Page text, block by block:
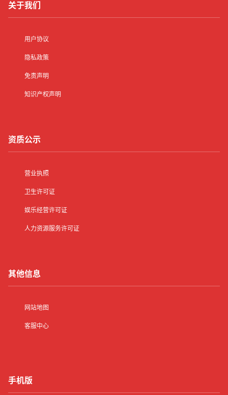
关于我们
用户协议
隐私政策
免责声明
知识产权声明
资质公示
营业执照
卫生许可证
娱乐经营许可证
人力资源服务许可证
其他信息
网站地图
客服中心
手机版